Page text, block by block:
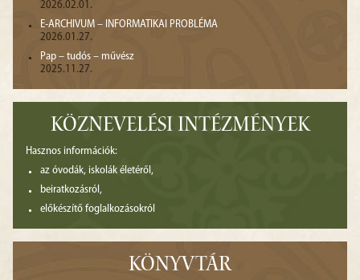
2026.02.01.
E-ARCHIVUM – INFORMATIKAI PROBLÉMA
2026.01.27.
Pap – tudós – művész
2025.11.27.
KÖZNEVELÉSI INTÉZMÉNYEK
Hasznos információk:
az óvodák, iskolák életéről,
beiratkozásról,
előkészítő foglalkozásokról
KÖNYVTÁR